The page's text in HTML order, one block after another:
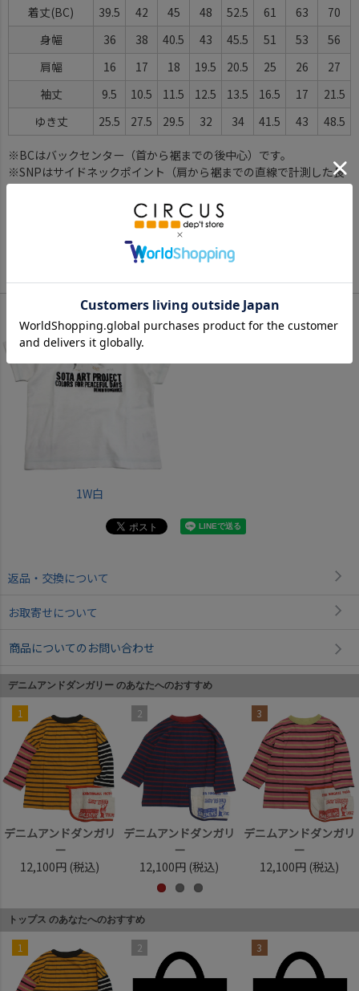
着丈(BC) 39.5 42 45 48 52.5 61 63
70
身幅
36 38 40.5 43 45.5 51 53
56
肩幅
16 17 18 19.5 20.5 25 26
27
袖丈
9.5 10.5 11.5 12.5 13.5 16.5 17
21.5
ゆき丈
25.5 27.5 29.5 32 34 41.5 43 48.5
※BCはバックセンター（首から裾までの後中心）です。
※SNPはサイドネックポイント（肩から裾までの直線で計測した長
さ）です。
Color
1W白
返品・交換について
お取寄せについて
商品についてのお問い合わせ
デニムアンドダンガリー のあなたへのおすすめ
1
デニムアンドダンガリ
ー
12,100円 (税込)
2
デニムアンドダンガリ
ー
12,100円 (税込)
3
デニムアンドダンガリ
ー
12,100円 (税込)
トップス のあなたへのおすすめ
1 2 3